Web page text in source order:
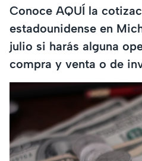
Conoce AQUÍ la
estadounidense en
julio si harás alguna
compra y venta o de